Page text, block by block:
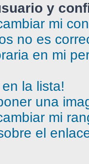
y
mi
no es
en mi
la lista!
una
mi
el